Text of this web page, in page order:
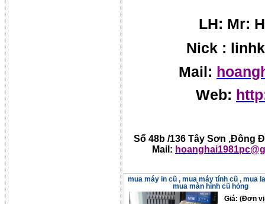
LH: Mr:
Nick :
Mail:
Web:
Số 48b /136 Tây Sơn ,Đông
Mail:
mua máy in cũ , mua máy tính cũ , mua
mua màn hình cũ hỏng
Giá: (Đơn